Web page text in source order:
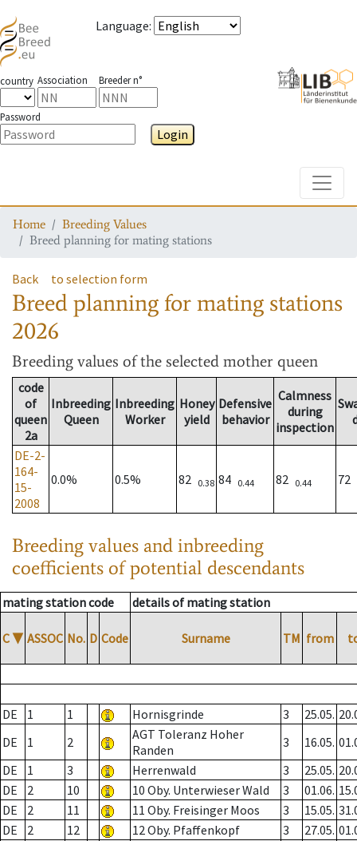
Language:
country Association Breeder n°
Password
Login
Home
Breeding Values
Breed planning for mating stations
Back to selection form
Breed planning for mating stations
2026
Breeding values of the selected mother queen
code
of
queen
2a
Inbreeding
Queen
Inbreeding
Worker
Honey
yield
Defensive
behavior
Calmness
during
inspection
DE-2-
164-
15-
2008
0.0% 0.5% 82 0.38 84 0.44 82 0.44 72
Breeding values and inbreeding
coefficients of potential descendants
mating station code details of mating station
C ▼ ASSOC No. D Code Surname TM from
DE 1 1 Hornisgrinde 3 25.05.
DE
1 2
AGT Toleranz Hoher
Randen
3 16.05.
DE
1 3 Herrenwald 3 25.05.
DE
2 10 10 Oby. Unterwieser Wald 3 01.06.
DE
2 11 11 Oby. Freisinger Moos 3 15.05.
DE
2 12 12 Oby. Pfaffenkopf 3 27.05.